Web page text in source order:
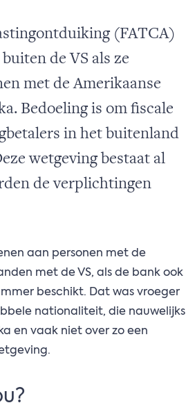
(FATCA)
de VS als ze
met de Amerikaanse
Bedoeling is om fiscale
in het buitenland
wetgeving bestaat al
de verplichtingen
aan personen met de
met de VS, als de bank ook
beschikt. Dat was vroeger
nationaliteit, die nauwelijks
en vaak niet over zo een